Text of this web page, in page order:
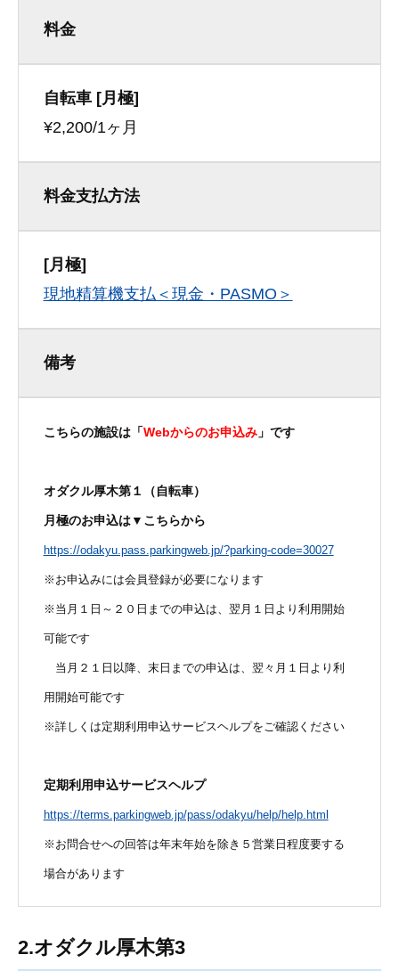
料金
自転車 [月極]
¥2,200/1ヶ月
料金支払方法
[月極]
現地精算機支払＜現金・PASMO＞
備考
こちらの施設は「Webからのお申込み」です
オダクル厚木第１ （自転車）
月極のお申込は▼こちらから
https://odakyu.pass.parkingweb.jp/?parking-code=30027
※お申込みには会員登録が必要になります
※当月１日～２０日までの申込は、翌月１日より利用開始
可能です
当月２１日以降、末日までの申込は、翌々月１日より利
用開始可能です
※詳しくは定期利用申込サービスヘルプをご確認ください
定期利用申込サービスヘルプ
https://terms.parkingweb.jp/pass/odakyu/help/help.html
※お問合せへの回答は年末年始を除き５営業日程度要する
場合があります
2.オダクル厚木第3